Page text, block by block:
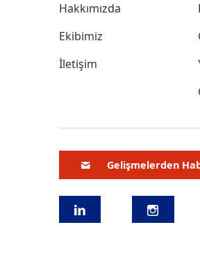
Hakkımızda
Ekibimiz
İletişim
Gelişmelerden